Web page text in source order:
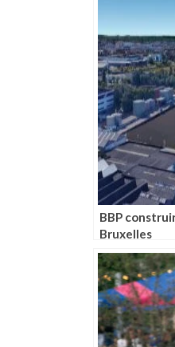
BBP
Bruxelles